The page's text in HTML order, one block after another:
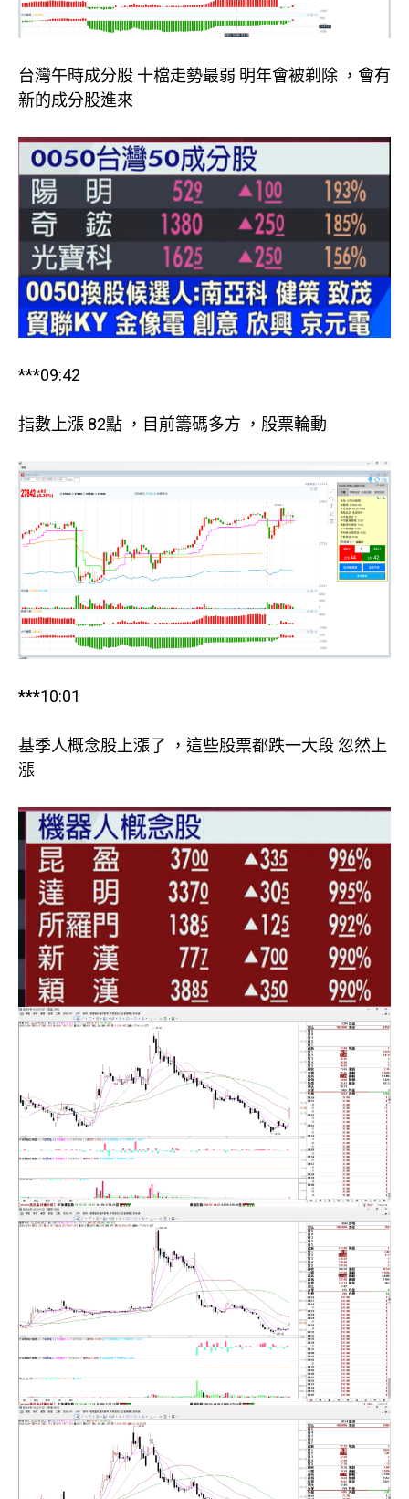
台灣午時成分股 十檔走勢最弱 明年會被剃除 ，會有
新的成分股進來
***09:42
指數上漲 82點 ，目前籌碼多方 ，股票輪動
***10:01
基季人概念股上漲了 ，這些股票都跌一大段 忽然上
漲